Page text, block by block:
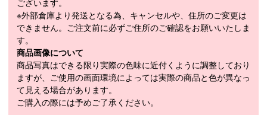
キー感覚を手にして下さい！その性能を十分に発揮してくれること
でしょう。
＊CSサンドイッチ構造＊ソール：グラファイト＊ストラクチャー
トップシート＊ステンレスクラックドエッジ＊ACS(Active Carving
System)
SPECIFICATION
モデル
LENGTH（cm）
153cm / 160cm / 167cm
ございます。
※外部倉庫より発送となる為、キャンセルや、住所のご変更は
できません。ご注文前に必ずご住所のご確認をお願いいたしま
す。
商品画像について
商品写真はできる限り実際の色味に近付くように調整しており
ますが、ご使用の画面環境によっては実際の商品と色が異なっ
て見える場合があります。
ご購入の際には予めご了承ください。